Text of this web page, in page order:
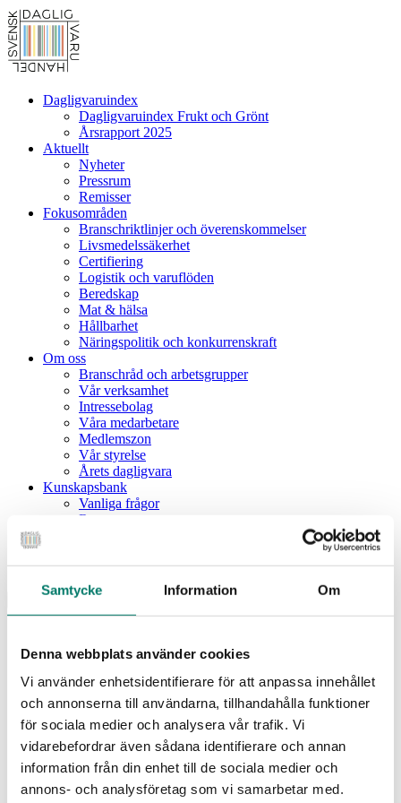
Samtycke Information Om
Denna webbplats använder cookies
Vi använder enhetsidentifierare för att anpassa innehållet
och annonserna till användarna, tillhandahålla funktioner
för sociala medier och analysera vår trafik. Vi
vidarebefordrar även sådana identifierare och annan
information från din enhet till de sociala medier och
annons- och analysföretag som vi samarbetar med.
Dagligvaruindex
Dagligvaruindex Frukt och Grönt
Årsrapport 2025
Aktuellt
Nyheter
Pressrum
Remisser
Fokusområden
Branschriktlinjer och överenskommelser
Livsmedelssäkerhet
Certifiering
Logistik och varuflöden
Beredskap
Mat & hälsa
Hållbarhet
Näringspolitik och konkurrenskraft
Om oss
Branschråd och arbetsgrupper
Vår verksamhet
Intressebolag
Våra medarbetare
Medlemszon
Vår styrelse
Årets dagligvara
Kunskapsbank
Vanliga frågor
Rapporter
Moms på livsmedel
Dagligvaruindex Frukt och Grönt
Årsrapport 2025
Aktuellt
Nyheter
Pressrum
Remisser
Fokusområden
Branschriktlinjer och överenskommelser
Livsmedelssäkerhet